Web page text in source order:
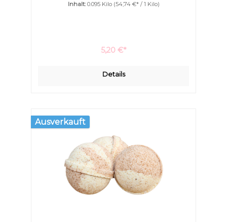
Anklängen. Unsere Badebomben sind mit ganz viel
Inhalt: 0.095 Kilo (54,74 €* / 1 Kilo)
5,20 €*
Details
Ausverkauft
Text vergrößern Hochkontrastmodus